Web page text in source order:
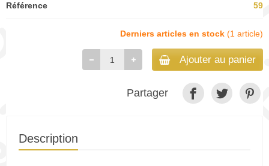
Référence 59
Derniers articles en stock (1 article)
Ajouter au panier
Partager
Description